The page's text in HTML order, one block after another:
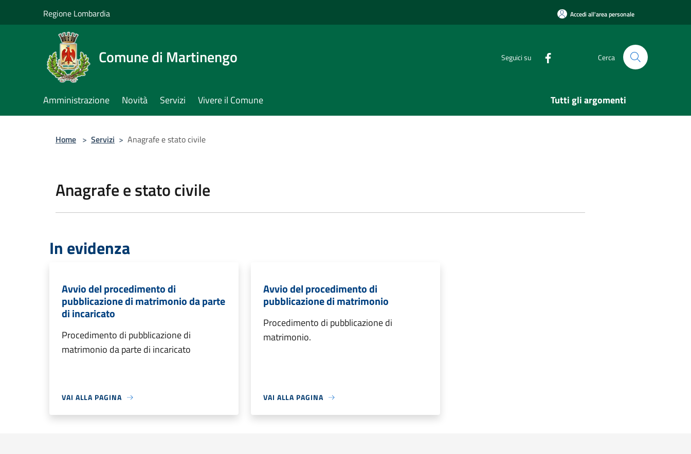
Regione Lombardia Accedi all'area personale
Comune di Martinengo Seguici su Cerca
Amministrazione Novità Servizi Vivere il Comune Tutti gli argomenti
Home > Servizi > Anagrafe e stato civile
Anagrafe e stato civile
In evidenza
Avvio del procedimento di
pubblicazione di matrimonio da parte
di incaricato
Procedimento di pubblicazione di
matrimonio da parte di incaricato
VAI ALLA PAGINA
Avvio del procedimento di
pubblicazione di matrimonio
Procedimento di pubblicazione di
matrimonio.
VAI ALLA PAGINA